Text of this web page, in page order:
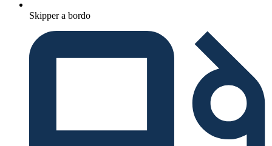
Skipper a bordo